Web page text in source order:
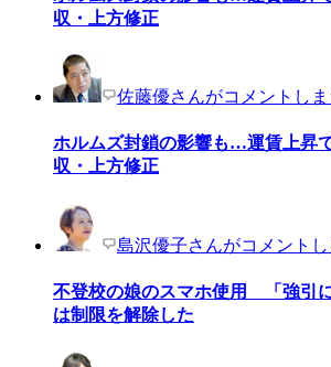
収・上方修正
佐藤優さんがコメントしま
ホルムズ封鎖の影響も…運賃上昇
収・上方修正
島沢優子さんがコメントし
不登校の娘のスマホ使用 「強引
は制限を解除した